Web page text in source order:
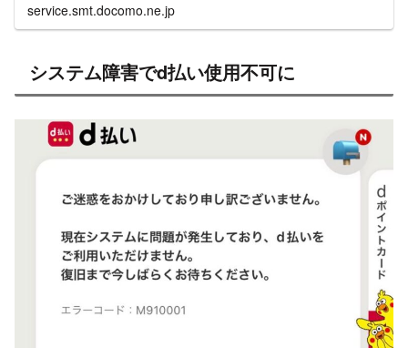
service.smt.docomo.ne.jp
システム障害でd払い使用不可に